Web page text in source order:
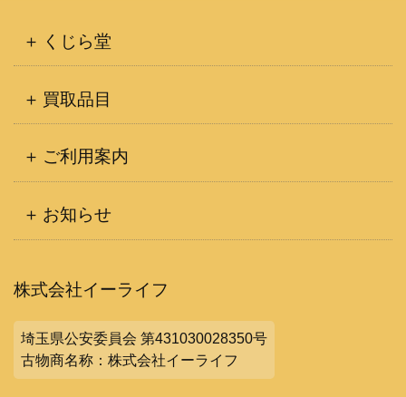
くじら堂
買取品目
ご利用案内
お知らせ
株式会社イーライフ
埼玉県公安委員会 第431030028350号
古物商名称：株式会社イーライフ